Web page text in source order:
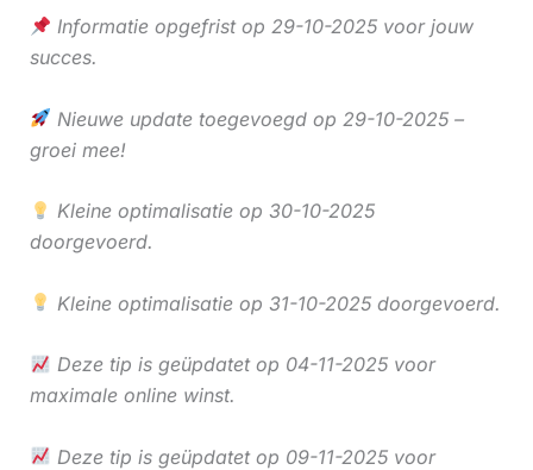
Informatie opgefrist op 29-10-2025 voor jouw
succes.
Nieuwe update toegevoegd op 29-10-2025 –
groei mee!
Kleine optimalisatie op 30-10-2025
doorgevoerd.
Kleine optimalisatie op 31-10-2025 doorgevoerd.
Deze tip is geüpdatet op 04-11-2025 voor
maximale online winst.
Deze tip is geüpdatet op 09-11-2025 voor